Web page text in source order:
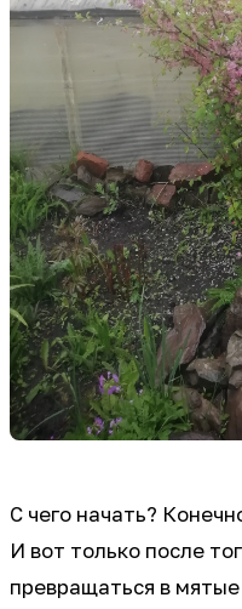
С чего начать?
И вот только после
превращаться в